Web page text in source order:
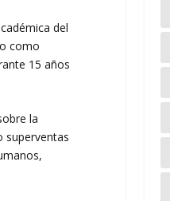
del
como
15 años
la
superventas